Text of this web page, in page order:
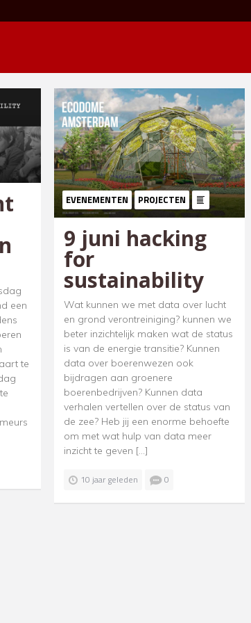
een
te
EVENEMENTEN PROJECTEN
9 juni hacking
for
sustainability
Wat kunnen we met data over lucht
en grond verontreiniging? kunnen we
beter inzichtelijk maken wat de status
is van de energie transitie? Kunnen
data over boerenwezen ook
bijdragen aan groenere
boerenbedrijven? Kunnen data
verhalen vertellen over de status van
de zee? Heb jij een enorme behoefte
om met wat hulp van data meer
inzicht te geven […]
10 jaar geleden 0